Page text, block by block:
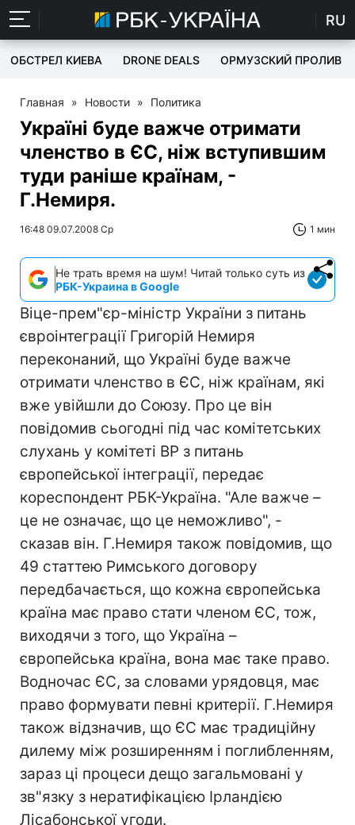
RU
ОБСТРЕЛ КИЕВА DRONE DEALS ОРМУЗСКИЙ ПРОЛИВ
Главная » Новости » Политика
Україні буде важче отримати
членство в ЄС, ніж вступившим
туди раніше країнам, -
Г.Немиря.
16:48 09.07.2008 Ср 1 мин
Не трать время на шум! Читай только суть из
РБК-Украина в Google
Віце-прем"єр-міністр України з питань
євроінтеграції Григорій Немиря
переконаний, що Україні буде важче
отримати членство в ЄС, ніж країнам, які
вже увійшли до Союзу. Про це він
повідомив сьогодні під час комітетських
слухань у комітеті ВР з питань
європейської інтеграції, передає
кореспондент РБК-Україна. "Але важче –
це не означає, що це неможливо", -
сказав він. Г.Немиря також повідомив, що
49 статтею Римського договору
передбачається, що кожна європейська
країна має право стати членом ЄС, тож,
виходячи з того, що Україна –
європейська країна, вона має таке право.
Водночас ЄС, за словами урядовця, має
право формувати певні критерії. Г.Немиря
також відзначив, що ЄС має традиційну
дилему між розширенням і поглибленням,
зараз ці процеси дещо загальмовані у
зв"язку з нератифікацією Ірландією
Лісабонської угоди.